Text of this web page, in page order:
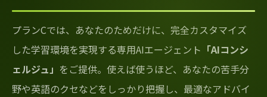
プランCでは、あなたのためだけに、完全カスタマイズ
した学習環境を実現する専用AIエージェント 「AIコンシ
ェルジュ」 をご提供。使えば使うほど、あなたの苦手分
野や英語のクセなどをしっかり把握し、最適なアドバイ